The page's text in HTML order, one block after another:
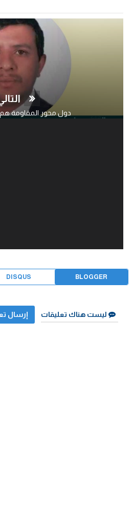
دول محور المقاومة هم
BLOGGER
DISQUS
ليست هناك تعليقات إرسال